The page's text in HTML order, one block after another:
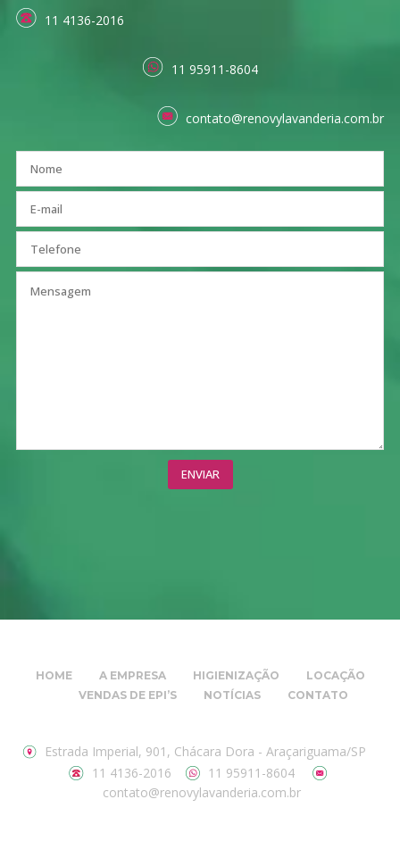
11 4136-2016
11 95911-8604
contato@renovylavanderia.com.br
HOME A EMPRESA HIGIENIZAÇÃO
LOCAÇÃO
VENDAS DE EPI’S
NOTÍCIAS CONTATO
Estrada Imperial, 901, Chácara Dora - Araçariguama/SP
11 4136-2016
11 95911-8604
contato@renovylavanderia.com.br